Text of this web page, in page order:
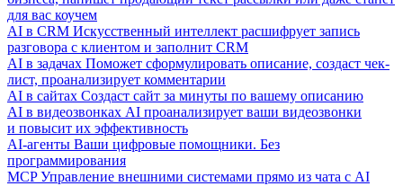
для вас коучем
AI в CRM Искусственный интеллект расшифрует запись
разговора с клиентом и заполнит CRM
AI в задачах Поможет сформулировать описание, создаст чек-
лист, проанализирует комментарии
AI в сайтах Создаст сайт за минуты по вашему описанию
AI в видеозвонках AI проанализирует ваши видеозвонки
и повысит их эффективность
AI-агенты Ваши цифровые помощники. Без
программирования
MCP Управление внешними системами прямо из чата с AI